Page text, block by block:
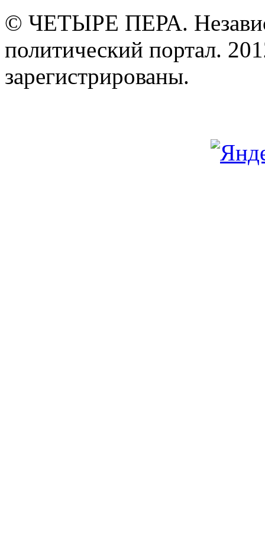
© ЧЕТЫРЕ ПЕРА.
политический портал.
зарегистрированы.